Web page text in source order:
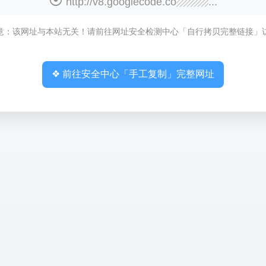
：该网址与本站无关！请前往网址安全检测中心「自行拷贝完整链接」
❖ 前往安全中心「手工复制」完整网址